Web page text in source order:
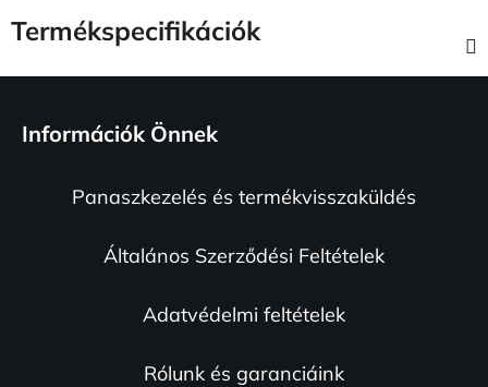
Termékspecifikációk
Információk Önnek
Panaszkezelés és termékvisszaküldés
Általános Szerződési Feltételek
Adatvédelmi feltételek
Rólunk és garanciáink